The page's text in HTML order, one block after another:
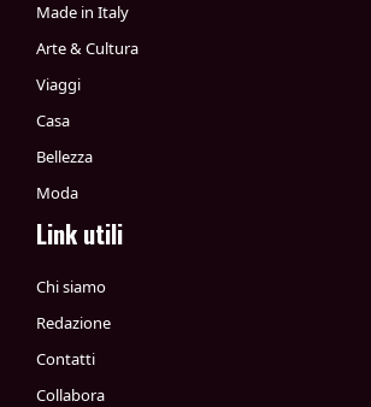
Made in Italy
Arte & Cultura
Viaggi
Casa
Bellezza
Moda
Link utili
Chi siamo
Redazione
Contatti
Collabora